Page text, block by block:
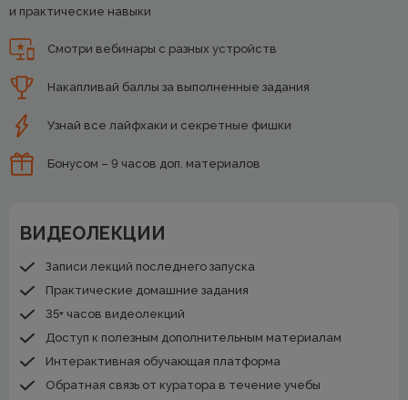
и практические навыки
Смотри вебинары с разных устройств
Накапливай баллы за выполненные задания
Узнай все лайфхаки и секретные фишки
Бонусом – 9 часов доп. материалов
ВИДЕОЛЕКЦИИ
Записи лекций последнего запуска
Практические домашние задания
35+ часов видеолекций
Доступ к полезным дополнительным материалам
Интерактивная обучающая платформа
Обратная связь от куратора в течение учебы